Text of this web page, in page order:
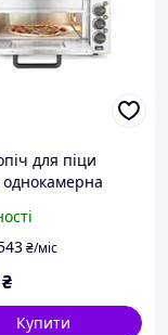
для піци
₴/міс
₴
Купити